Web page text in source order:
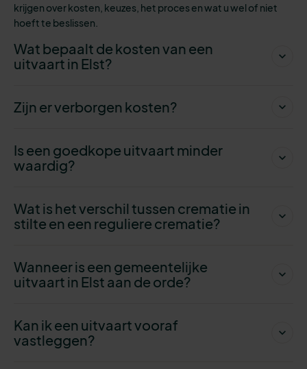
krijgen over kosten, keuzes, het proces en wat u wel of niet
hoeft te beslissen.
Wat bepaalt de kosten van een
uitvaart in Elst?
Zijn er verborgen kosten?
Is een goedkope uitvaart minder
waardig?
Wat is het verschil tussen crematie in
stilte en een reguliere crematie?
Wanneer is een gemeentelijke
uitvaart in Elst aan de orde?
Kan ik een uitvaart vooraf
vastleggen?